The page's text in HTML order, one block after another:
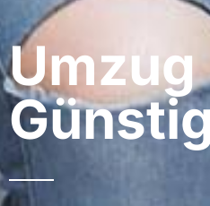
Umzug